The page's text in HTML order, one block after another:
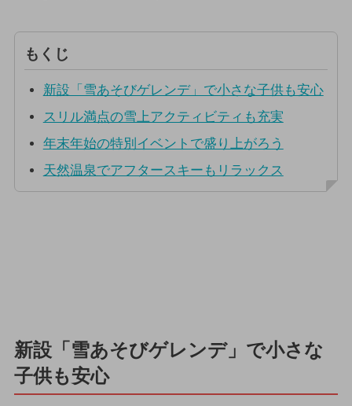
もくじ
新設「雪あそびゲレンデ」で小さな子供も安心
スリル満点の雪上アクティビティも充実
年末年始の特別イベントで盛り上がろう
天然温泉でアフタースキーもリラックス
新設「雪あそびゲレンデ」で小さな
子供も安心